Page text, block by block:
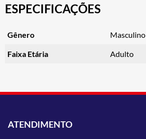
ESPECIFICAÇÕES
Gênero Masculino
Faixa Etária Adulto
ATENDIMENTO